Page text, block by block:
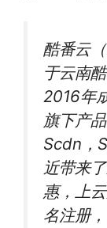
酷番云
于云南
2016年
旗下产
Scdn，
近带来
惠，上
名注册